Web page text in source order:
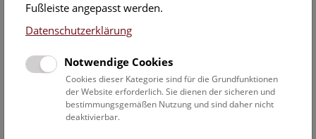
Wie funktioniert ein Mikro-CT?
Das Verfahren basiert auf der Visualisierung von Regionen
unterschiedlicher Massenschwächung der Röntgenstrahlen
in der Probe. Massenschwächung ist die Eigenschaft eines
Stoffes, einen Teil der eindringenden Röntgenstrahlen zu
absorbieren und somit die Transmission durch die Probe zu
verringern. Die Abschwächung der Röntgenstrahlen hängt
Fußleiste angepasst werden.
Datenschutzerklärung
Notwendige Cookies
Cookies dieser Kategorie sind für die Grundfunktionen
der Website erforderlich. Sie dienen der sicheren und
bestimmungsgemäßen Nutzung und sind daher nicht
deaktivierbar.